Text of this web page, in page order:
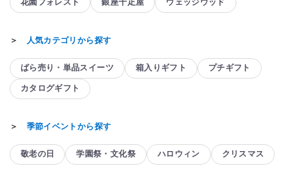
花園フォレスト 銀座千疋屋 ウェッジウッド
＞ 人気カテゴリから探す
ばら売り・単品スイーツ 箱入りギフト プチギフト
カタログギフト
＞ 季節イベントから探す
敬老の日 学園祭・文化祭 ハロウィン クリスマス